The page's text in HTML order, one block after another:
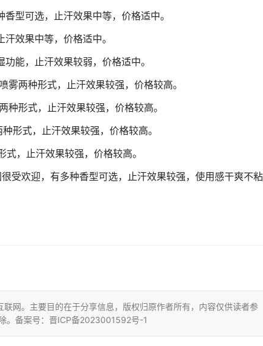
型可选，止汗效果中等，价格适中。
效果中等，价格适中。
能，止汗效果较弱，价格适中。
雾两种形式，止汗效果较强，价格较高。
种形式，止汗效果较强，价格较高。
形式，止汗效果较强，价格较高。
，止汗效果较强，价格较高。
受欢迎，有多种香型可选，止汗效果较强，使用感干爽不粘
网。主要目的在于分享信息，版权归原作者所有，内容仅供读者参
。备案号：晋ICP备2023001592号-1